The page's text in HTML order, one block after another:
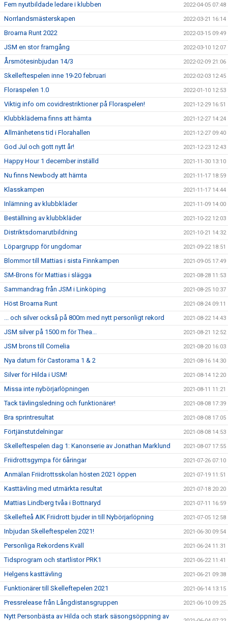
Fem nyutbildade ledare i klubben 2022-04-05 07:48
Norrlandsmästerskapen 2022-03-21 16:14
Broarna Runt 2022 2022-03-15 09:49
JSM en stor framgång 2022-03-10 12:07
Årsmötesinbjudan 14/3 2022-02-09 21:06
Skelleftespelen inne 19-20 februari 2022-02-03 12:45
Floraspelen 1.0 2022-01-10 12:53
Viktig info om covidrestriktioner på Floraspelen! 2021-12-29 16:51
Klubbkläderna finns att hämta 2021-12-27 14:24
Allmänhetens tid i Florahallen 2021-12-27 09:40
God Jul och gott nytt år! 2021-12-23 12:43
Happy Hour 1 december inställd 2021-11-30 13:10
Nu finns Newbody att hämta 2021-11-17 18:59
Klasskampen 2021-11-17 14:44
Inlämning av klubbkläder 2021-11-09 14:00
Beställning av klubbkläder 2021-10-22 12:03
Distriktsdomarutbildning 2021-10-21 14:32
Löpargrupp för ungdomar 2021-09-22 18:51
Blommor till Mattias i sista Finnkampen 2021-09-05 17:49
SM-Brons för Mattias i slägga 2021-08-28 11:53
Sammandrag från JSM i Linköping 2021-08-25 10:37
Höst Broarna Runt 2021-08-24 09:11
... och silver också på 800m med nytt personligt rekord 2021-08-22 14:43
JSM silver på 1500 m för Thea... 2021-08-21 12:52
JSM brons till Cornelia 2021-08-20 16:03
Nya datum för Castorama 1 & 2 2021-08-16 14:30
Silver för Hilda i USM! 2021-08-14 12:20
Missa inte nybörjarlöpningen 2021-08-11 11:21
Tack tävlingsledning och funktionärer! 2021-08-08 17:39
Bra sprintresultat 2021-08-08 17:05
Förtjänstutdelningar 2021-08-08 14:53
Skelleftespelen dag 1: Kanonserie av Jonathan Marklund 2021-08-07 17:55
Friidrottsgympa för 6åringar 2021-07-26 07:10
Anmälan Friidrottsskolan hösten 2021 öppen 2021-07-19 11:51
Kasttävling med utmärkta resultat 2021-07-18 20:20
Mattias Lindberg tvåa i Bottnaryd 2021-07-11 16:59
Skellefteå AIK Friidrott bjuder in till Nybörjarlöpning 2021-07-05 12:58
Inbjudan Skelleftespelen 2021! 2021-06-30 09:54
Personliga Rekordens Kväll 2021-06-24 11:31
Tidsprogram och startlistor PRK1 2021-06-22 11:41
Helgens kasttävling 2021-06-21 09:38
Funktionärer till Skelleftepelen 2021 2021-06-14 13:15
Pressrelease från Långdistansgruppen 2021-06-10 09:25
Nytt Personbästa av Hilda och stark säsongsöppning av